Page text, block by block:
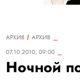
АРХИВ
АРХИВ
07.10.2010, 09:00
Ночной